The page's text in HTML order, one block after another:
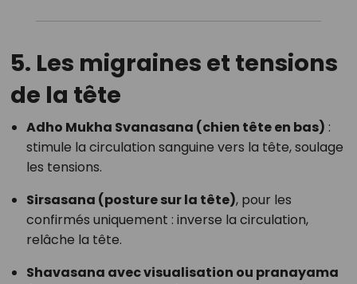
5. Les migraines et tensions
de la tête
Adho Mukha Svanasana (chien tête en bas) :
stimule la circulation sanguine vers la tête, soulage
les tensions.
Sirsasana (posture sur la tête), pour les
confirmés uniquement : inverse la circulation,
relâche la tête.
Shavasana avec visualisation ou pranayama